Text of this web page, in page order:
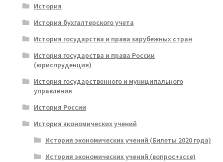
История
История бухгалтерского учета
История государства и права зарубежных стран
История государства и права России
(юриспруденция)
История государственного и муниципального
управления
История России
История экономических учений
История экономических учений (Билеты 2020 года)
История экономических учений (вопрос+эссе)